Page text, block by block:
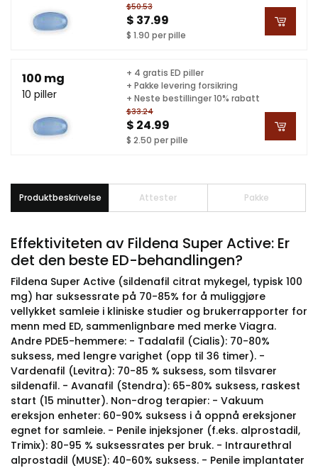
$50.53
$ 37.99
$ 1.90 per pille
100 mg
10 piller
$33.24
$ 24.99
$ 2.50 per pille
+ 4 gratis ED piller
+ Pakke levering forsikring
+ Neste bestillinger 10% rabatt
Produktbeskrivelse Attester Pakke
Effektiviteten av Fildena Super Active: Er
det den beste ED-behandlingen?
Fildena Super Active (sildenafil citrat mykegel, typisk 100
mg) har suksessrate på 70-85% for å muliggjøre
vellykket samleie i kliniske studier og brukerrapporter for
menn med ED, sammenlignbare med merke Viagra.
Andre PDE5-hemmere: - Tadalafil (Cialis): 70-80%
suksess, med lengre varighet (opp til 36 timer). -
Vardenafil (Levitra): 70-85 % suksess, som tilsvarer
sildenafil. - Avanafil (Stendra): 65-80% suksess, raskest
start (15 minutter). Non-drog terapier: - Vakuum
ereksjon enheter: 60-90% suksess i å oppnå ereksjoner
egnet for samleie. - Penile injeksjoner (f.eks. alprostadil,
Trimix): 80-95 % suksessrates per bruk. - Intraurethral
alprostadil (MUSE): 40-60% suksess. - Penile implantater